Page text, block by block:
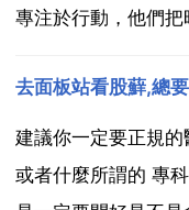
專注於行動，他們
樂觀的人相處。3 每
法。有時我們可能
它...
去面板站看股蘚,總
建議你一定要正規
或者什麼所謂的 專